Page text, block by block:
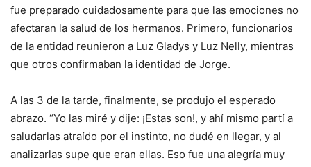
fue preparado cuidadosamente para que las emociones no
afectaran la salud de los hermanos. Primero, funcionarios
de la entidad reunieron a Luz Gladys y Luz Nelly, mientras
que otros confirmaban la identidad de Jorge.
A las 3 de la tarde, finalmente, se produjo el esperado
abrazo. “Yo las miré y dije: ¡Estas son!, y ahí mismo partí a
saludarlas atraído por el instinto, no dudé en llegar, y al
analizarlas supe que eran ellas. Eso fue una alegría muy